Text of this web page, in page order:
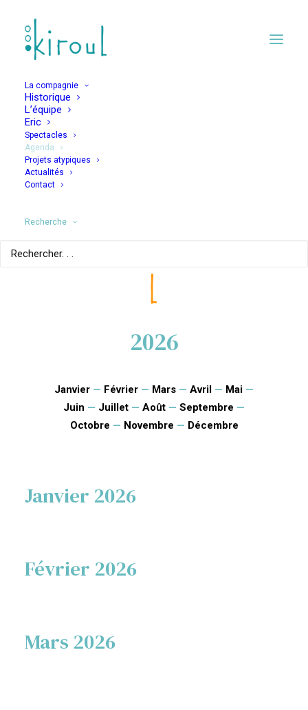
La compagnie
Historique
L’équipe
Eric
Spectacles
Agenda
Projets atypiques
Actualités
Contact
Recherche
La Blarble Bleue
2026
Janvier — Février — Mars — Avril — Mai —
Juin — Juillet — Août — Septembre —
Octobre — Novembre — Décembre
Janvier 2026
Février 2026
Mars 2026